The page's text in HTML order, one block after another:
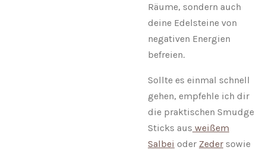
Räume, sondern auch
deine Edelsteine von
negativen Energien
befreien.
Sollte es einmal schnell
gehen, empfehle ich dir
die praktischen Smudge
Sticks aus weißem
Salbei oder Zeder sowie